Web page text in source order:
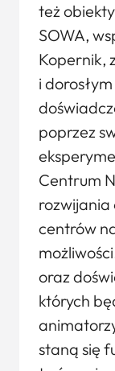
też
SOWA,
Kopernik,
i
poprzez
Centrum
rozwijania
centrów
oraz
których
staną się